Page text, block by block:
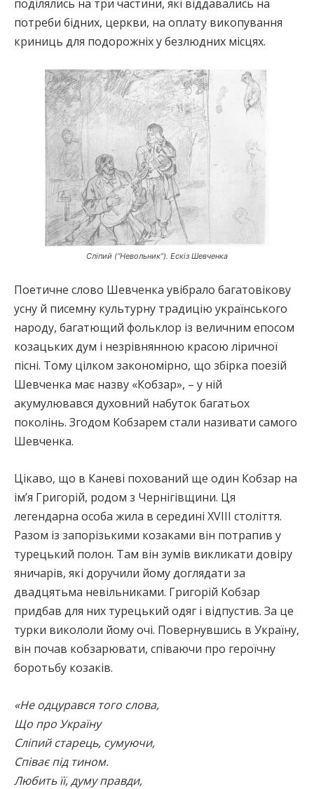
поділялись на три частини, які віддавались на
потреби бідних, церкви, на оплату викопування
криниць для подорожніх у безлюдних місцях.
Сліпий (“Невольник”). Ескіз Шевченка
Поетичне слово Шевченка увібрало багатовікову
усну й писемну культурну традицію українського
народу, багатющий фольклор із величним епосом
козацьких дум і незрівнянною красою ліричної
пісні. Тому цілком закономірно, що збірка поезій
Шевченка має назву «Кобзар», – у ній
акумулювався духовний набуток багатьох
поколінь. Згодом Кобзарем стали називати самого
Шевченка.
Цікаво, що в Каневі похований ще один Кобзар на
ім’я Григорій, родом з Чернігівщини. Ця
легендарна особа жила в середині XVIII століття.
Разом із запорізькими козаками він потрапив у
турецький полон. Там він зумів викликати довіру
яничарів, які доручили йому доглядати за
двадцятьма невільниками. Григорій Кобзар
придбав для них турецький одяг і відпустив. За це
турки викололи йому очі. Повернувшись в Україну,
він почав кобзарювати, співаючи про героїчну
боротьбу козаків.
«Не одцурався того слова,
Що про Україну
Сліпий старець, сумуючи,
Співає під тином.
Любить її, думу правди,